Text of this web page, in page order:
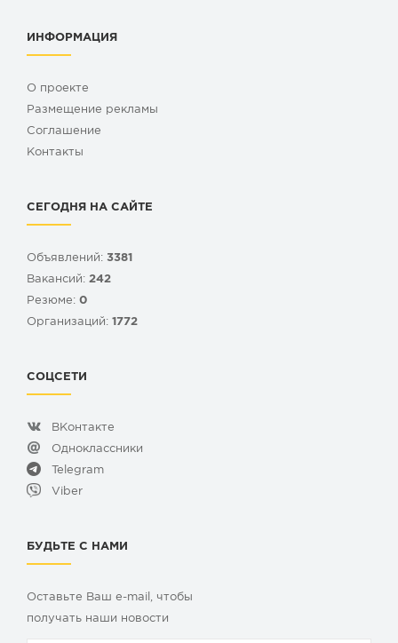
ИНФОРМАЦИЯ
О проекте
Размещение рекламы
Cоглашение
Контакты
СЕГОДНЯ НА САЙТЕ
Объявлений: 3381
Вакансий: 242
Резюме: 0
Организаций: 1772
СОЦСЕТИ
ВКонтакте
Одноклассники
Telegram
Viber
БУДЬТЕ С НАМИ
Оставьте Ваш e-mail, чтобы
получать наши новости